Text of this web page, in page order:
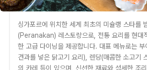
싱가포르에 위치한 세계 최초의 미슐랭 스타를
(Peranakan) 레스토랑으로, 전통 요리를 현대
한 고급 다이닝을 제공합니다. 대표 메뉴로는
견과를 넣은 닭고기 요리), 렌당(매콤한 소고기
의 카레 등이 있으며, 신선한 재료와 섬세한 조